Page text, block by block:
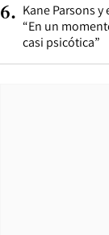
6. Kane Parsons
“En un
casi psicótica”